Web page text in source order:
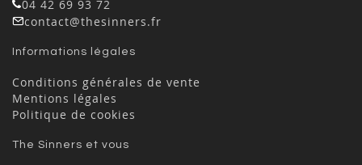
04 42 69 93 72
contact@thesinners.fr
Informations légales
Conditions générales de vente
Mentions légales
Politique de cookies
The Sinners et vous